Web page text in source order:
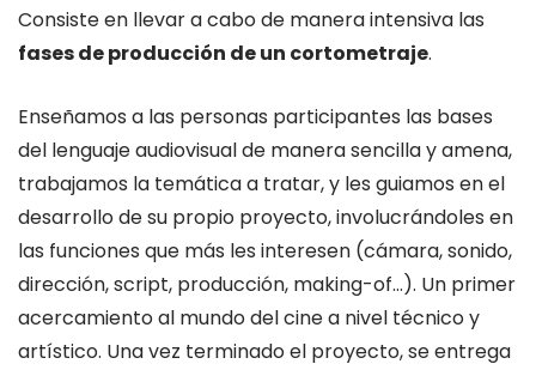
Consiste en llevar a cabo de manera intensiva las
fases de producción de un cortometraje.
Enseñamos a las personas participantes las bases
del lenguaje audiovisual de manera sencilla y amena,
trabajamos la temática a tratar, y les guiamos en el
desarrollo de su propio proyecto, involucrándoles en
las funciones que más les interesen (cámara, sonido,
dirección, script, producción, making-of…). Un primer
acercamiento al mundo del cine a nivel técnico y
artístico. Una vez terminado el proyecto, se entrega